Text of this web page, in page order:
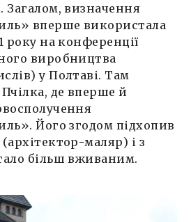
Загалом, визначення
вперше використала
року на конференції
виробництва
у Полтаві. Там
де вперше й
Його згодом підхопив
маляр) і з
більш вживаним.